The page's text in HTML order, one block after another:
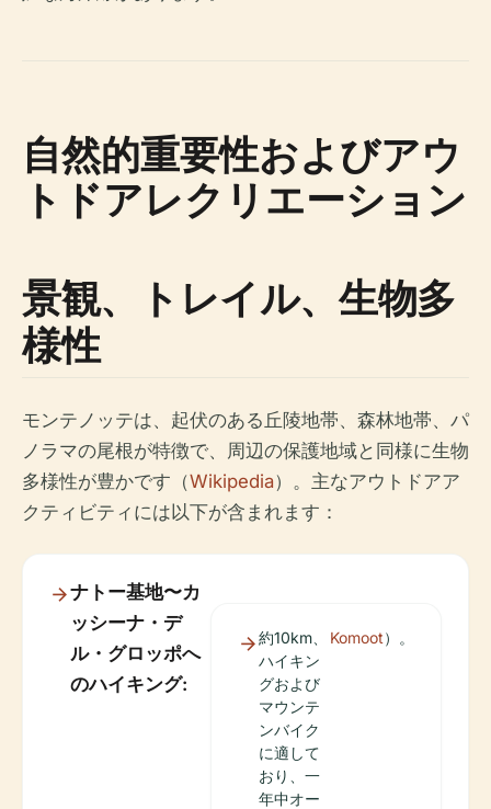
自然的重要性およびアウ
トドアレクリエーション
景観、トレイル、生物多
様性
モンテノッテは、起伏のある丘陵地帯、森林地帯、パ
ノラマの尾根が特徴で、周辺の保護地域と同様に生物
多様性が豊かです（Wikipedia）。主なアウトドアア
クティビティには以下が含まれます：
ナトー基地〜カ
ッシーナ・デ
ル・グロッポへ
のハイキング:
約10km、
ハイキン
グおよび
マウンテ
ンバイク
に適して
おり、一
年中オー
Komoot）。